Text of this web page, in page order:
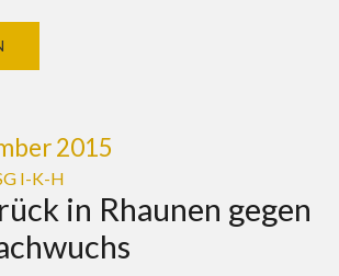
2015
I-K-H
in Rhaunen gegen